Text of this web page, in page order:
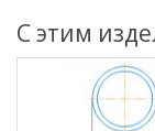
С этим